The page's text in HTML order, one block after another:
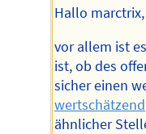
Hallo marctrix,
vor allem ist
ist, ob des
sicher einen
wertschätzend
ähnlicher